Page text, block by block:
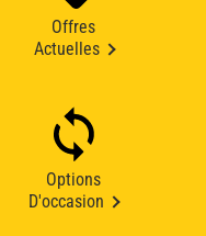
Offres
Actuelles
Options
D'occasion